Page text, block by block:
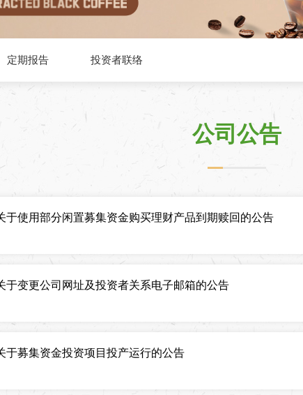
定期报告 投资者联络
公司公告
于使用部分闲置募集资金购买理财产品到期赎回的公告
于变更公司网址及投资者关系电子邮箱的公告
于募集资金投资项目投产运行的公告